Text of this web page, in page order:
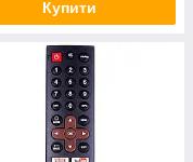
Купити